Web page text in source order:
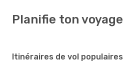
Planifie ton voyage
Itinéraires de vol populaires